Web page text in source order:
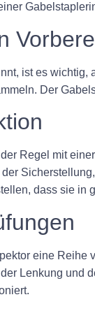
ist es
Der
Regel mit
dass sie in
eine Reihe
Lenkung und